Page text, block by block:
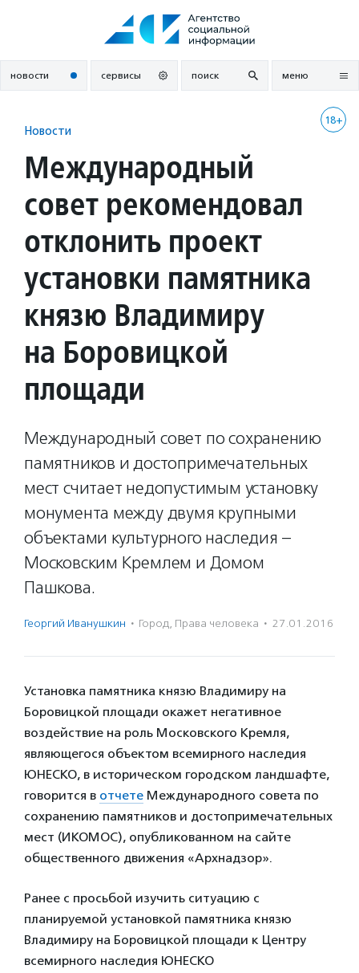
новости сервисы поиск меню
18+
Новости
Международный
совет рекомендовал
отклонить проект
установки памятника
князю Владимиру
на Боровицкой
площади
Международный совет по сохранению
памятников и достопримечательных
мест считает недопустимым установку
монумента между двумя крупными
объектами культурного наследия –
Московским Кремлем и Домом
Пашкова.
Георгий Иванушкин · Город, Права человека · 27.01.2016
Установка памятника князю Владимиру на
Боровицкой площади окажет негативное
воздействие на роль Московского Кремля,
являющегося объектом всемирного наследия
ЮНЕСКО, в историческом городском ландшафте,
говорится в отчете Международного совета по
сохранению памятников и достопримечательных
мест (ИКОМОС), опубликованном на сайте
общественного движения «Архнадзор».
Ранее с просьбой изучить ситуацию с
планируемой установкой памятника князю
Владимиру на Боровицкой площади к Центру
всемирного наследия ЮНЕСКО